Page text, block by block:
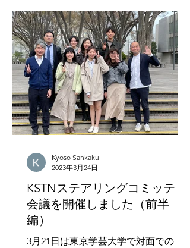
いてはこちらをご覧ください。 前回同
様に様々な地域からメンバーが集まっ
ており、オンラインの場で...
KSTNステアリングコミッティ
会議を開催しました（前半
編）
3月21日は東京学芸大学で対面での
Kyoso Sankaku
2023年3月24日